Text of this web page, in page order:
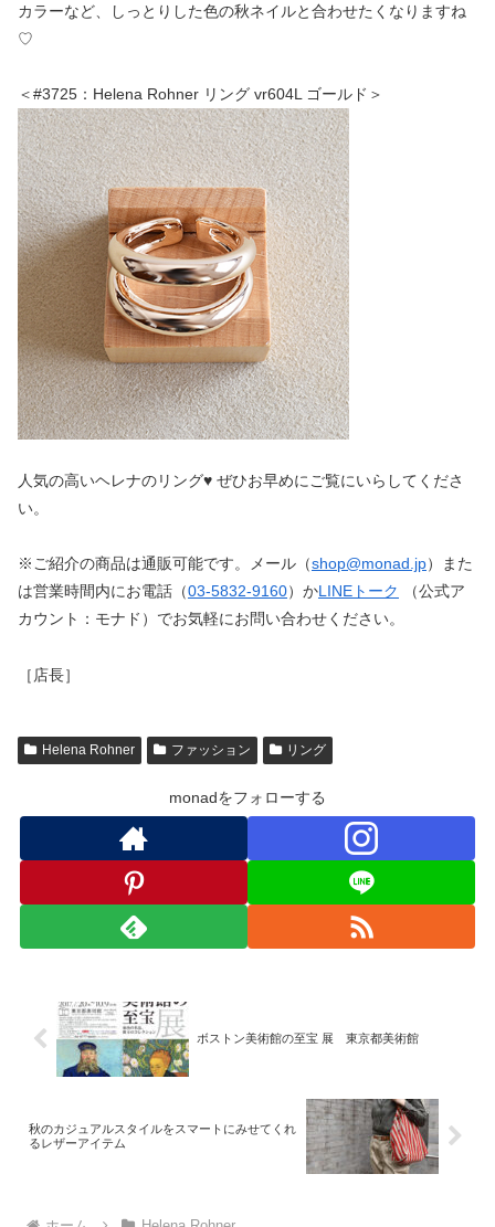
カラーなど、しっとりした色の秋ネイルと合わせたくなりますね
♡
＜#3725：Helena Rohner リング vr604L ゴールド＞
人気の高いヘレナのリング♥︎ ぜひお早めにご覧にいらしてくださ
い。
※ご紹介の商品は通販可能です。メール（shop@monad.jp）また
は営業時間内にお電話（03-5832-9160）かLINEトーク
（公式ア
カウント：モナド）でお気軽にお問い合わせください。
［店長］
Helena Rohner ファッション リング
monadをフォローする
ボストン美術館の至宝 展 東京都美術館
秋のカジュアルスタイルをスマートにみせてくれ
るレザーアイテム